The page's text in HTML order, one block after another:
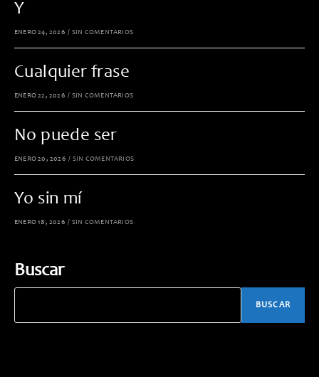
Y
ENERO 24, 2026 / SIN COMENTARIOS
Cualquier frase
ENERO 22, 2026 / SIN COMENTARIOS
No puede ser
ENERO 20, 2026 / SIN COMENTARIOS
Yo sin mí
ENERO 18, 2026 / SIN COMENTARIOS
Buscar
BUSCAR